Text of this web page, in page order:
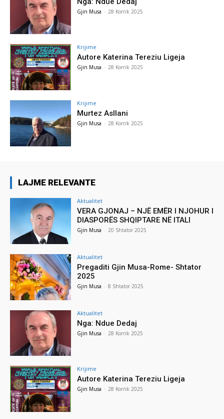
Gjin Musa - 28 Korrik 2025
Krijime
Autore Katerina Tereziu Ligeja
Gjin Musa - 28 Korrik 2025
Krijime
Murtez Asllani
Gjin Musa - 28 Korrik 2025
LAJME RELEVANTE
Aktualitet
VERA GJONAJ – NJË EMËR I NJOHUR I
DIASPORËS SHQIPTARE NË ITALI
Gjin Musa - 20 Shtator 2025
Aktualitet
Pregaditi Gjin Musa-Rome- Shtator
2025
Gjin Musa - 8 Shtator 2025
Aktualitet
Nga: Ndue Dedaj
Gjin Musa - 28 Korrik 2025
Krijime
Autore Katerina Tereziu Ligeja
Gjin Musa - 28 Korrik 2025